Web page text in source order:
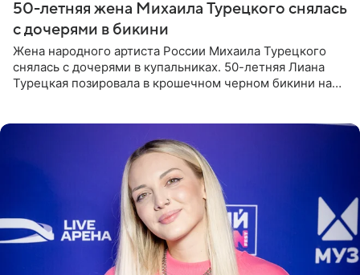
50-летняя жена Михаила Турецкого снялась
с дочерями в бикини
Жена народного артиста России Михаила Турецкого
снялась с дочерями в купальниках. 50-летняя Лиана
Турецкая позировала в крошечном черном бикини на